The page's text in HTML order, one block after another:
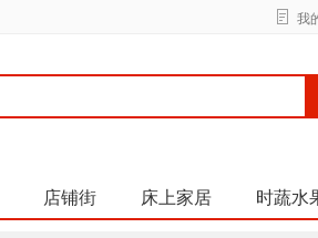
我
店铺街 床上家居 时蔬水